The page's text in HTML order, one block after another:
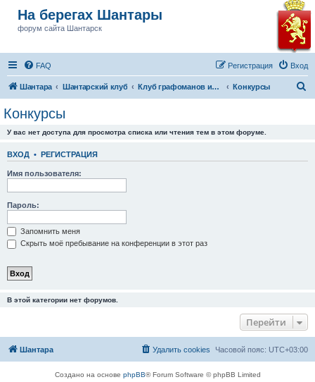
На берегах Шантары
форум сайта Шантарск
FAQ Вход
Регистрация
Шантара Шантарский клуб Клуб графоманов им Бушкова Конкурсы
Конкурсы
У вас нет доступа для просмотра списка или чтения тем в этом форуме.
ВХОД • РЕГИСТРАЦИЯ
Имя пользователя:
Пароль:
Запомнить меня
Скрыть моё пребывание на конференции в этот раз
В этой категории нет форумов.
Перейти
Шантара Часовой пояс: UTC+03:00
Удалить cookies
Создано на основе phpBB® Forum Software © phpBB Limited